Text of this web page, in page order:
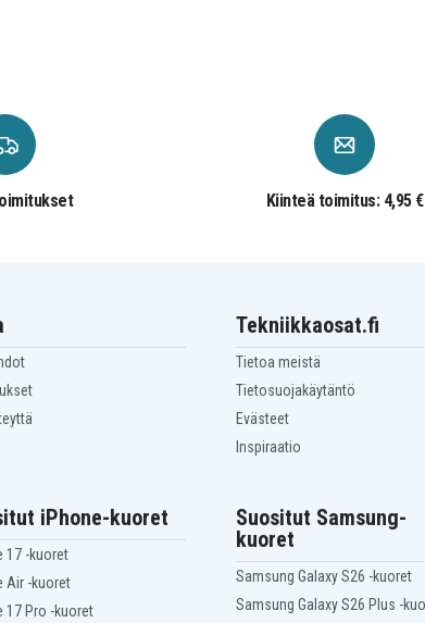
Kiinteä toimitus: 4,95 €
Tekniikkaosat.fi
Tietoa meistä
Tietosuojakäytäntö
Evästeet
Inspiraatio
iPhone-kuoret
17 -kuoret
Air -kuoret
17 Pro -kuoret
Suositut Samsung-
kuoret
Samsung Galaxy S26 -kuoret
Samsung Galaxy S26 Plus -